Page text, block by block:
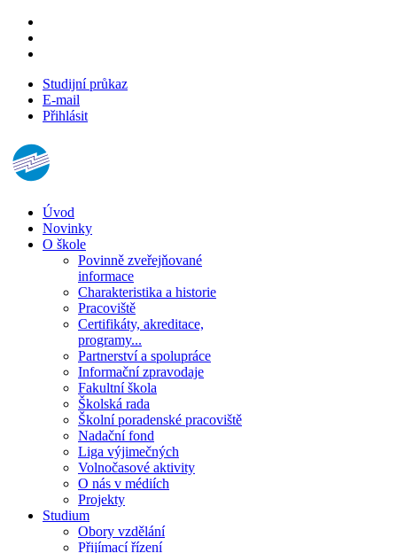
Studijní průkaz
E-mail
Přihlásit
Úvod
Novinky
O škole
Povinně zveřejňované
informace
Charakteristika a historie
Pracoviště
Certifikáty, akreditace,
programy...
Partnerství a spolupráce
Informační zpravodaje
Fakultní škola
Školská rada
Školní poradenské pracoviště
Nadační fond
Liga výjimečných
Volnočasové aktivity
O nás v médiích
Projekty
Studium
Obory vzdělání
Přijímací řízení